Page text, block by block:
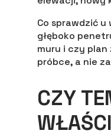
Co sprawdzić
głęboko
muru i czy
próbce, a nie
CZY